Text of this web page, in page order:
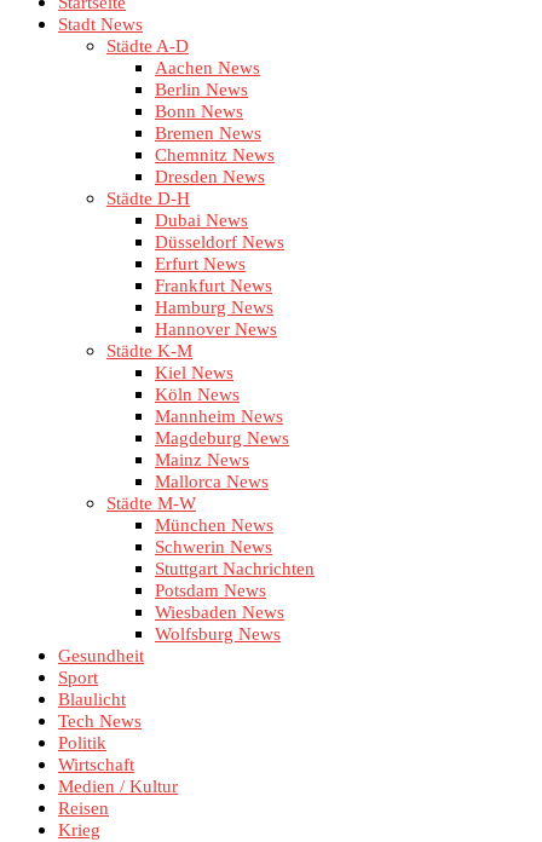
Stadt News
Städte A-D
Aachen News
Berlin News
Bonn News
Bremen News
Chemnitz News
Dresden News
Städte D-H
Dubai News
Düsseldorf News
Erfurt News
Frankfurt News
Hamburg News
Hannover News
Städte K-M
Kiel News
Köln News
Mannheim News
Magdeburg News
Mainz News
Mallorca News
Städte M-W
München News
Schwerin News
Stuttgart Nachrichten
Potsdam News
Wiesbaden News
Wolfsburg News
Gesundheit
Sport
Blaulicht
Tech News
Politik
Wirtschaft
Medien / Kultur
Reisen
Krieg